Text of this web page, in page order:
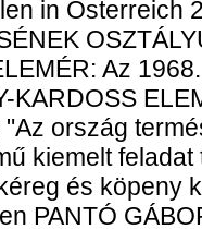
in Österreich
Az
KARDOSS
ország
kiemelt
és köpeny
PANTÓ